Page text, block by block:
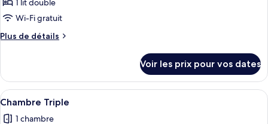
pour
ce
type
de
Chambre
avec
lits
jumeaux
1 lit double
Wi-Fi gratuit
Plus de détails
Plus
le
type
de
Chambre
Voir les prix pour vos dates
Afficher
toutes
Une chambre d’hôtel moderne
5
Chambre Triple
1 chambre